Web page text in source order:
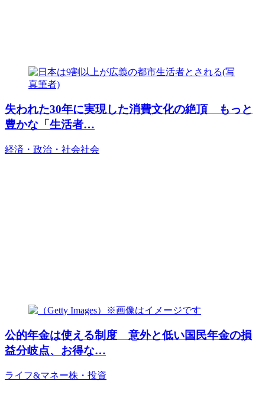
失われた30年に実現した消費文化の絶頂 もっと
豊かな「生活者…
経済・政治・社会社会
公的年金は使える制度 意外と低い国民年金の損
益分岐点、お得な…
ライフ&マネー株・投資